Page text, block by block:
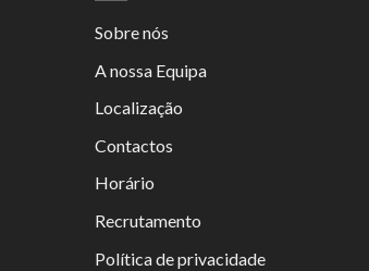
Sobre nós
A nossa Equipa
Localização
Contactos
Horário
Recrutamento
Política de privacidade